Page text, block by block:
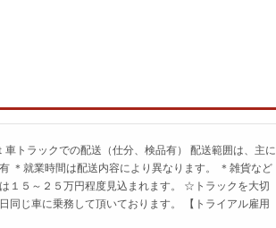
トラックでの配送（仕分、検品有） 配送範囲は、主に
＊就業時間は配送内容により異なります。 ＊雑貨など
１５～２５万円程度見込まれます。 ☆トラックを大切
同じ車に乗務して頂いております。 【トライアル雇用